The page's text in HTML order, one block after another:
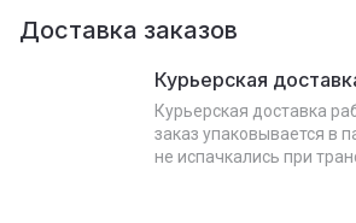
Доставка заказов
Курьерская
Курьерская доставка
заказ упаковывается в
не испачкались при